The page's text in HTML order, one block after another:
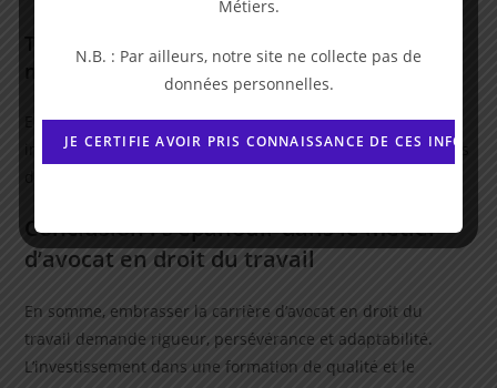
Tirer parti des opportunités offertes par le
marché
En fonction du contexte économique et juridique, il est
important d’adapter sa stratégie pour profiter au mieux des
Conclusion : s’épanouir dans le métier
d’avocat en droit du travail
En somme, embrasser la carrière d’avocat en droit du
travail demande rigueur, persévérance et adaptabilité.
L’investissement dans une formation de qualité et le
Métiers.
N.B. : Par ailleurs, notre site ne collecte pas de
données personnelles.